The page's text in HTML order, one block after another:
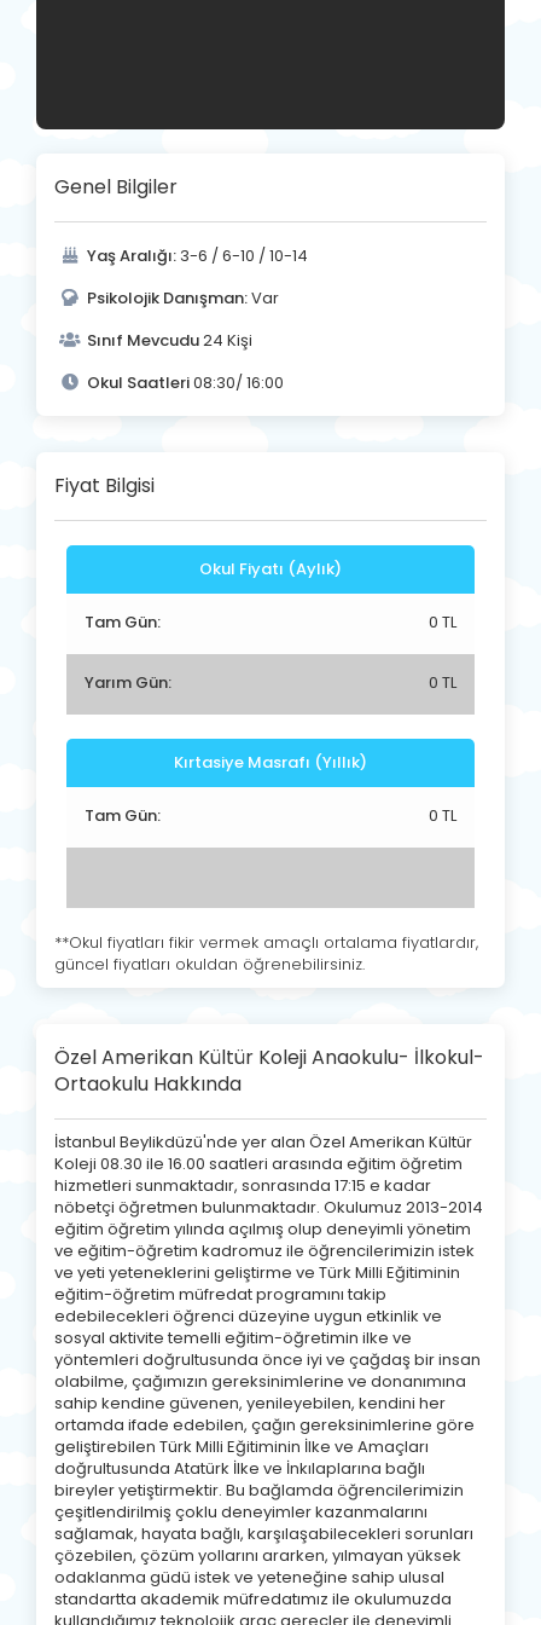
Genel Bilgiler
Yaş Aralığı: 3-6 / 6-10 / 10-14
Psikolojik Danışman:Var
Sınıf Mevcudu24 Kişi
Okul Saatleri08:30/ 16:00
Fiyat Bilgisi
Okul Fiyatı (Aylık)
Tam Gün: 0 TL
Yarım Gün: 0 TL
Kırtasiye Masrafı (Yıllık)
Tam Gün: 0 TL
**Okul fiyatları fikir vermek amaçlı ortalama fiyatlardır,
güncel fiyatları okuldan öğrenebilirsiniz.
Özel Amerikan Kültür Koleji Anaokulu- İlkokul-
Ortaokulu Hakkında
İstanbul Beylikdüzü'nde yer alan Özel Amerikan Kültür
Koleji 08.30 ile 16.00 saatleri arasında eğitim öğretim
hizmetleri sunmaktadır, sonrasında 17:15 e kadar
nöbetçi öğretmen bulunmaktadır. Okulumuz 2013-2014
eğitim öğretim yılında açılmış olup deneyimli yönetim
ve eğitim-öğretim kadromuz ile öğrencilerimizin istek
ve yeti yeteneklerini geliştirme ve Türk Milli Eğitiminin
eğitim-öğretim müfredat programını takip
edebilecekleri öğrenci düzeyine uygun etkinlik ve
sosyal aktivite temelli eğitim-öğretimin ilke ve
yöntemleri doğrultusunda önce iyi ve çağdaş bir insan
olabilme, çağımızın gereksinimlerine ve donanımına
sahip kendine güvenen, yenileyebilen, kendini her
ortamda ifade edebilen, çağın gereksinimlerine göre
geliştirebilen Türk Milli Eğitiminin İlke ve Amaçları
doğrultusunda Atatürk İlke ve İnkılaplarına bağlı
bireyler yetiştirmektir. Bu bağlamda öğrencilerimizin
çeşitlendirilmiş çoklu deneyimler kazanmalarını
sağlamak, hayata bağlı, karşılaşabilecekleri sorunları
çözebilen, çözüm yollarını ararken, yılmayan yüksek
odaklanma güdü istek ve yeteneğine sahip ulusal
standartta akademik müfredatımız ile okulumuzda